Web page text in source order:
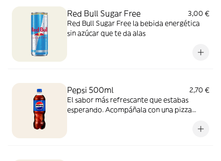
Red Bull Sugar Free
3,00 €
Red Bull Sugar Free la bebida energética
sin azúcar que te da alas
Pepsi 500ml
2,70 €
El sabor más refrescante que estabas
esperando. Acompáñala con una pizza